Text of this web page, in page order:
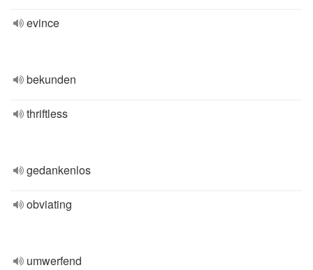
evince
bekunden
thriftless
gedankenlos
obviating
umwerfend